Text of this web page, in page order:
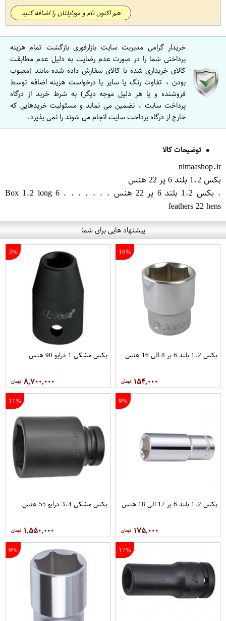
هم اکنون نام و موبایلتان را اضافه کنید
خریدار گرامی مدیریت سایت بازارفوری بازگشت تمام هزینه
پرداختی شما را در صورت عدم رضایت به دلیل عدم مطابقت
کالای خریداری شده با کالای سفارش داده شده مانند (معیوب
بودن ، تفاوت رنگ یا سایز یا درخواست هزینه اضافه توسط
فروشنده و یا هر دلیل موجه دیگر) به شرط خرید از درگاه
پرداخت سایت ، تضمین می نماید و مسئولیت خریدهایی که
خارج از درگاه پرداخت سایت انجام می شوند را نمی پذیرد.
توضیحات کالا
nimaashop.ir
بکس 1.2 بلند 6 پر 22 هنس
. بکس 1.2 بلند 6 پر 22 هنس . . . . . . . Box 1.2 long 6
feathers 22 hens
پیشنهاد هایی برای شما
16%
بکس 1.2 بلند 6 پر 8 الی 16 هنس
۱۵۴,۰۰۰
3%
بکس مشکی 1 درایو 90 هنس
۸,۷۰۰,۰۰۰
9%
بکس 1.2 بلند 6 پر 17 الی 18 هنس
۱۷۵,۰۰۰
11%
بکس مشکی 3.4 درایو 55 هنس
۱,۵۵۰,۰۰۰
17%
9%